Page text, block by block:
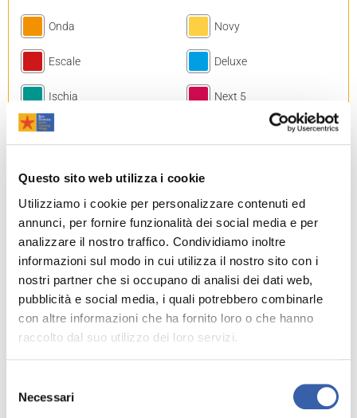
Questo sito web utilizza i cookie
Utilizziamo i cookie per personalizzare contenuti ed
annunci, per fornire funzionalità dei social media e per
analizzare il nostro traffico. Condividiamo inoltre
informazioni sul modo in cui utilizza il nostro sito con i
nostri partner che si occupano di analisi dei dati web,
pubblicità e social media, i quali potrebbero combinarle
con altre informazioni che ha fornito loro o che hanno
raccolto dal suo utilizzo dei loro servizi.
delNecessari
Onda Novy
Escale Deluxe
Ischia Next 5
Comfort
Bungalow Residence
Lodge Tent Luxury Lodge Tent
Services et installations